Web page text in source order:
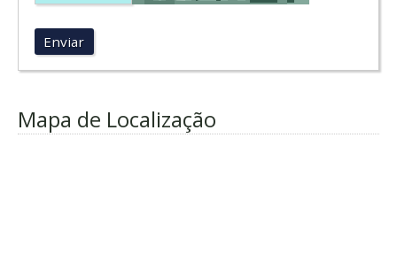
Enviar
Mapa de Localização